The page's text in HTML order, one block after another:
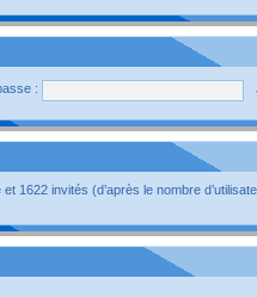
:
1622 invités (d’après le nombre